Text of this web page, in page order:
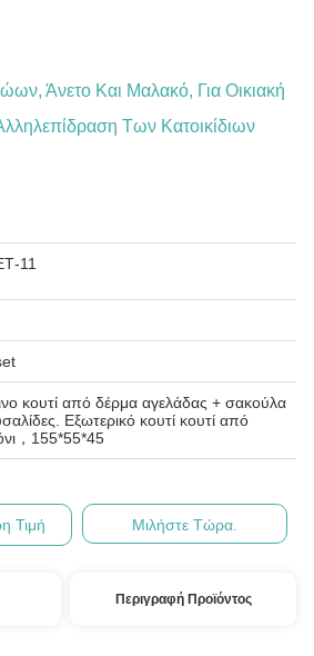
Άνετο Και Μαλακό, Για Οικιακή
Των Κατοικίδιων
11
κουτί από δέρμα αγελάδας + σακούλα
Εξωτερικό κουτί κουτί από
，155*55*45
Τιμή Μιλήστε Τώρα.
Περιγραφή Προϊόντος